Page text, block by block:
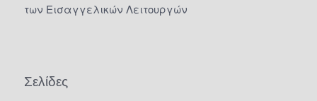
των Εισαγγελικών Λειτουργών
Σελίδες